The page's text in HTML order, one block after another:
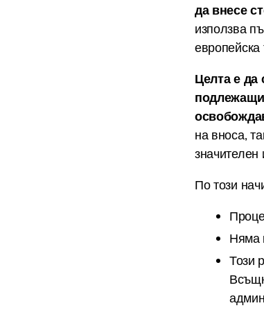
да внесе
използва
европейска
Целта е да
подлежащи
на вноса,
По този
Няма
Този